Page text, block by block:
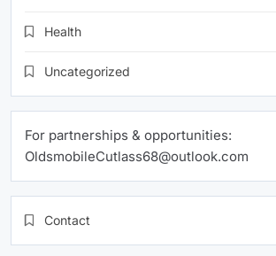
Health
Uncategorized
For partnerships & opportunities:
OldsmobileCutlass68@outlook.com
Contact